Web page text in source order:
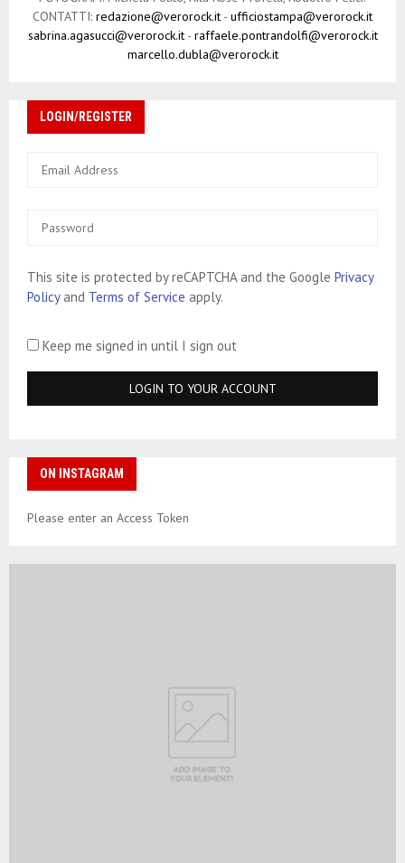
CONTATTI: redazione@verorock.it - ufficiostampa@verorock.it
sabrina.agasucci@verorock.it- raffaele.pontrandolfi@verorock.it
marcello.dubla@verorock.it
LOGIN/REGISTER
This site is protected by reCAPTCHA and the Google Privacy
Policyand Terms of Service apply.
Keep me signed in until I sign out
ON INSTAGRAM
Please enter an Access Token